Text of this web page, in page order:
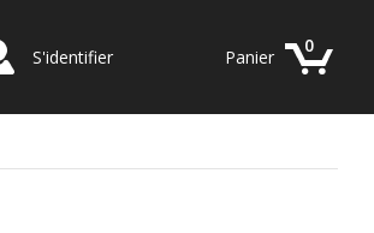
S'identifier
0
Panier